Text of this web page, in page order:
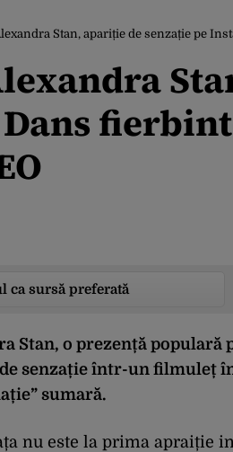
Stan, apariție de senzație pe
ca sursă preferată
Stan, o prezență
senzație într-un filmuleț
sumară.
nu este la prima apraiție